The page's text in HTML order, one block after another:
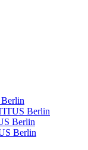
Berlin
Berlin
Berlin